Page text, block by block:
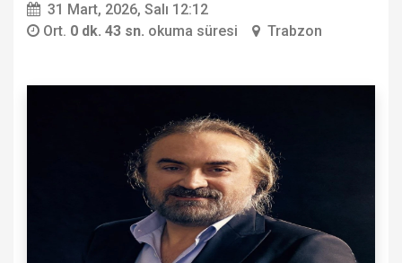
31 Mart, 2026, Salı 12:12
Ort. 0 dk. 43 sn. okuma süresi Trabzon